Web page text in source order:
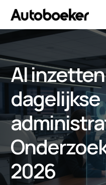
AI
dagelijkse
2026
AI